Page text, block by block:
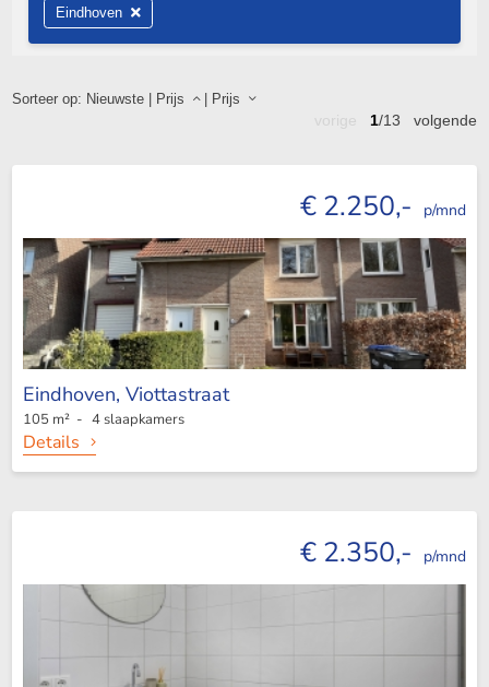
Sorteer op: Nieuwste| Prijs | Prijs
1/13volgende
€ 2.250,- p/mnd
Eindhoven, Viottastraat
105 m² - 4 slaapkamers
Details
€ 2.350,- p/mnd
Eindhoven